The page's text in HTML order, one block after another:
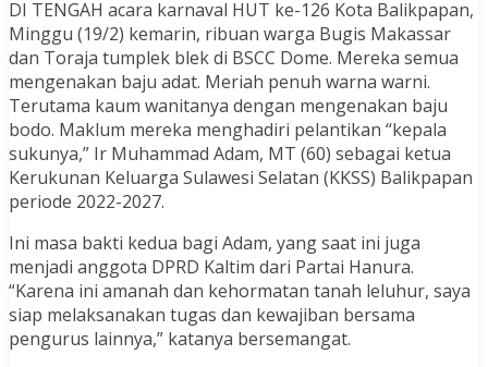
DI TENGAH acara karnaval HUT ke-126 Kota Balikpapan,
Minggu (19/2) kemarin, ribuan warga Bugis Makassar
dan Toraja tumplek blek di BSCC Dome. Mereka semua
mengenakan baju adat. Meriah penuh warna warni.
Terutama kaum wanitanya dengan mengenakan baju
bodo. Maklum mereka menghadiri pelantikan “kepala
sukunya,” Ir Muhammad Adam, MT (60) sebagai ketua
Kerukunan Keluarga Sulawesi Selatan (KKSS) Balikpapan
periode 2022-2027.
Ini masa bakti kedua bagi Adam, yang saat ini juga
menjadi anggota DPRD Kaltim dari Partai Hanura.
“Karena ini amanah dan kehormatan tanah leluhur, saya
siap melaksanakan tugas dan kewajiban bersama
pengurus lainnya,” katanya bersemangat.